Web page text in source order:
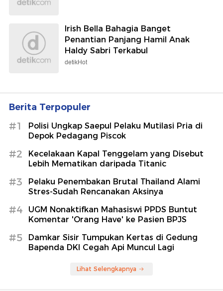
Irish Bella Bahagia Banget
Penantian Panjang Hamil Anak
Haldy Sabri Terkabul
detikHot
Berita Terpopuler
#1
Polisi Ungkap Saepul Pelaku Mutilasi Pria di
Depok Pedagang Piscok
#2
Kecelakaan Kapal Tenggelam yang Disebut
Lebih Mematikan daripada Titanic
#3
Pelaku Penembakan Brutal Thailand Alami
Stres-Sudah Rencanakan Aksinya
#4
UGM Nonaktifkan Mahasiswi PPDS Buntut
Komentar 'Orang Have' ke Pasien BPJS
#5
Damkar Sisir Tumpukan Kertas di Gedung
Bapenda DKI Cegah Api Muncul Lagi
Lihat Selengkapnya